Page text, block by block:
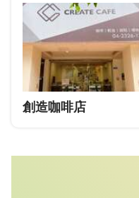
創造咖啡店